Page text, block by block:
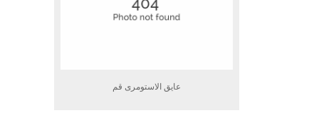
عایق الاستومری قم